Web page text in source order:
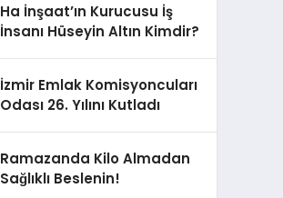
Ha İnşaat’ın Kurucusu İş
İnsanı Hüseyin Altın Kimdir?
İzmir Emlak Komisyoncuları
Odası 26. Yılını Kutladı
Ramazanda Kilo Almadan
Sağlıklı Beslenin!